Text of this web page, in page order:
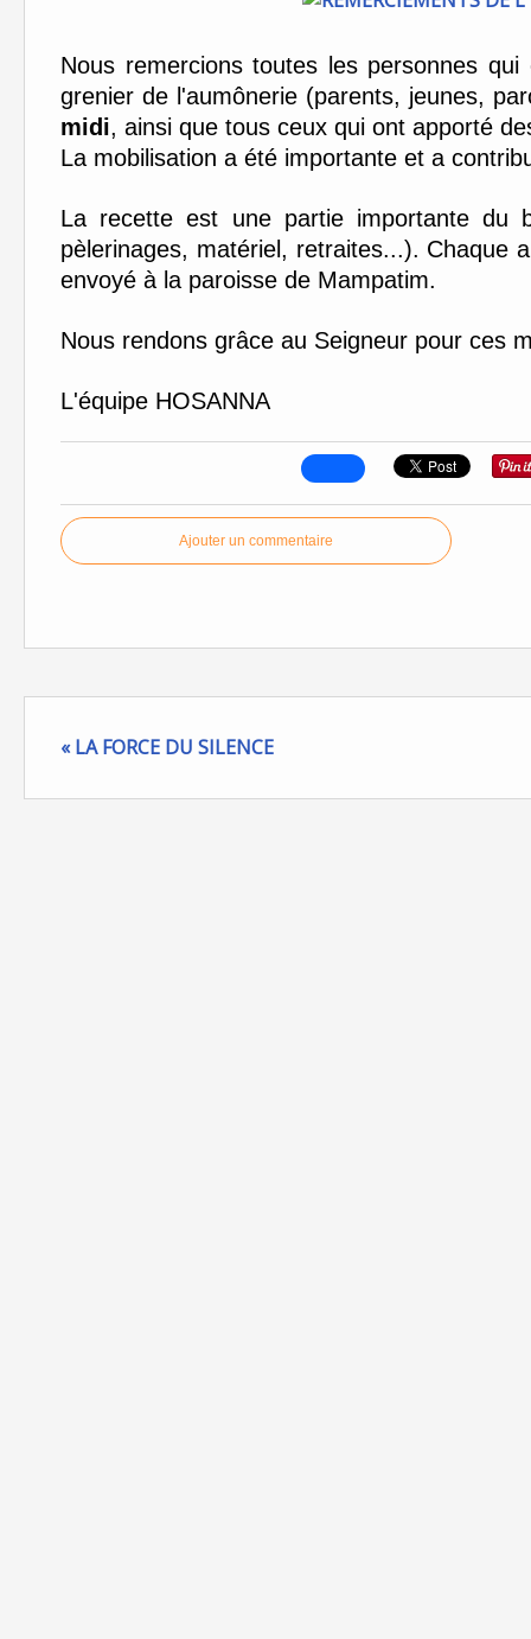
Nous remercions toutes les personnes
grenier de l'aumônerie (parents, jeunes,
midi, ainsi que tous ceux qui ont apporté
La mobilisation a été importante et a
La recette est une partie importante du
pèlerinages, matériel, retraites...). Chaque
envoyé à la paroisse de Mampatim.
Nous rendons grâce au Seigneur pour ces
L'équipe HOSANNA
Ajouter un commentaire
« LA FORCE DU SILENCE